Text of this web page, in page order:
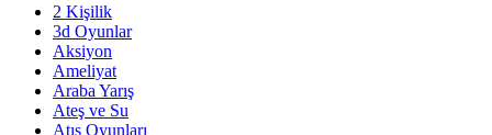
2 Kişilik
3d Oyunlar
Aksiyon
Ameliyat
Araba Yarış
Ateş ve Su
Atış Oyunları